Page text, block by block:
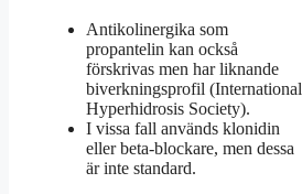
Antikolinergika som
propantelin kan också
förskrivas men har liknande
biverkningsprofil (International
Hyperhidrosis Society).
I vissa fall används klonidin
eller beta-blockare, men dessa
är inte standard.